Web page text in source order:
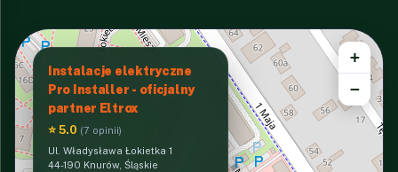
Instalacje elektryczne
Pro Installer - oficjalny
partner Eltrox
⭐ 5.0 (7 opinii)
Ul. Władysława Łokietka 1
44-190 Knurów, Śląskie
+
−